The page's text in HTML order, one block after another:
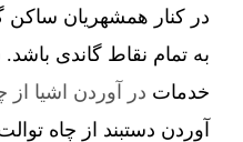
در کنار همشهریان ساکن
به تمام نقاط گاندی
خدمات در آوردن اشیا از
آوردن دستبند از چاه